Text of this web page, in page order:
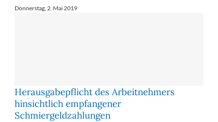
Donnerstag, 2. Mai 2019
Herausgabepflicht des Arbeitnehmers
hinsichtlich empfangener
Schmiergeldzahlungen